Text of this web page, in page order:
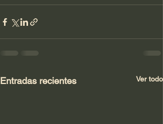
Entradas recientes Ver todo